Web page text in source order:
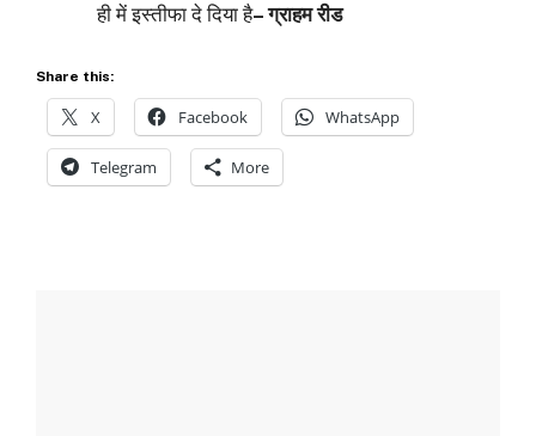
ही में इस्तीफा दे दिया है– ग्राहम रीड
Share this:
X Facebook WhatsApp
Telegram More